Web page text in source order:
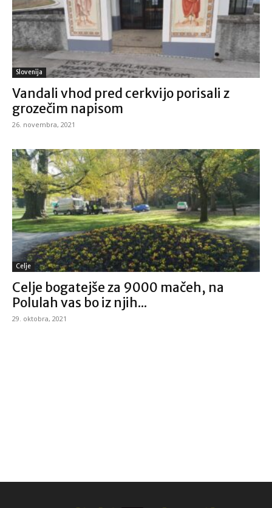
Slovenija
Vandali vhod pred cerkvijo porisali z
grozečim napisom
26. novembra, 2021
Celje
Celje bogatejše za 9000 mačeh, na
Polulah vas bo iz njih...
29. oktobra, 2021